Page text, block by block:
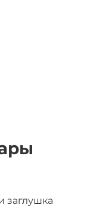
заглушка